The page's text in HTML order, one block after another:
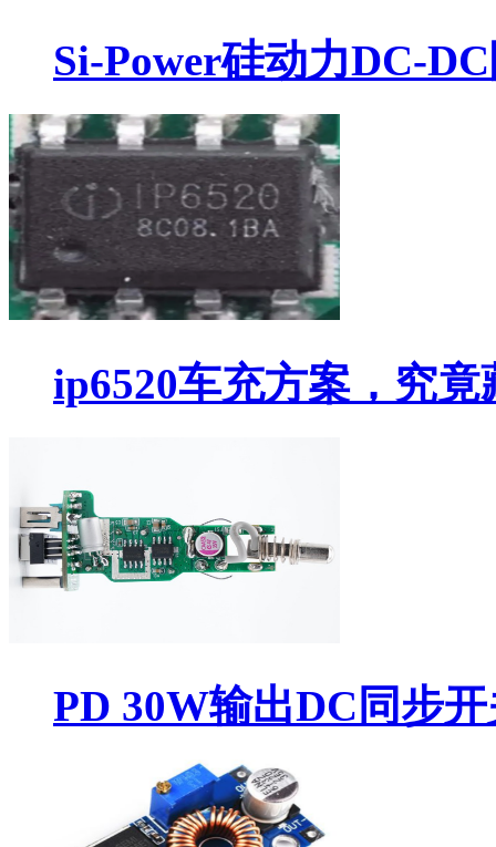
Si-Power硅动力DC-
ip6520车充方案，究
PD 30W输出DC同步